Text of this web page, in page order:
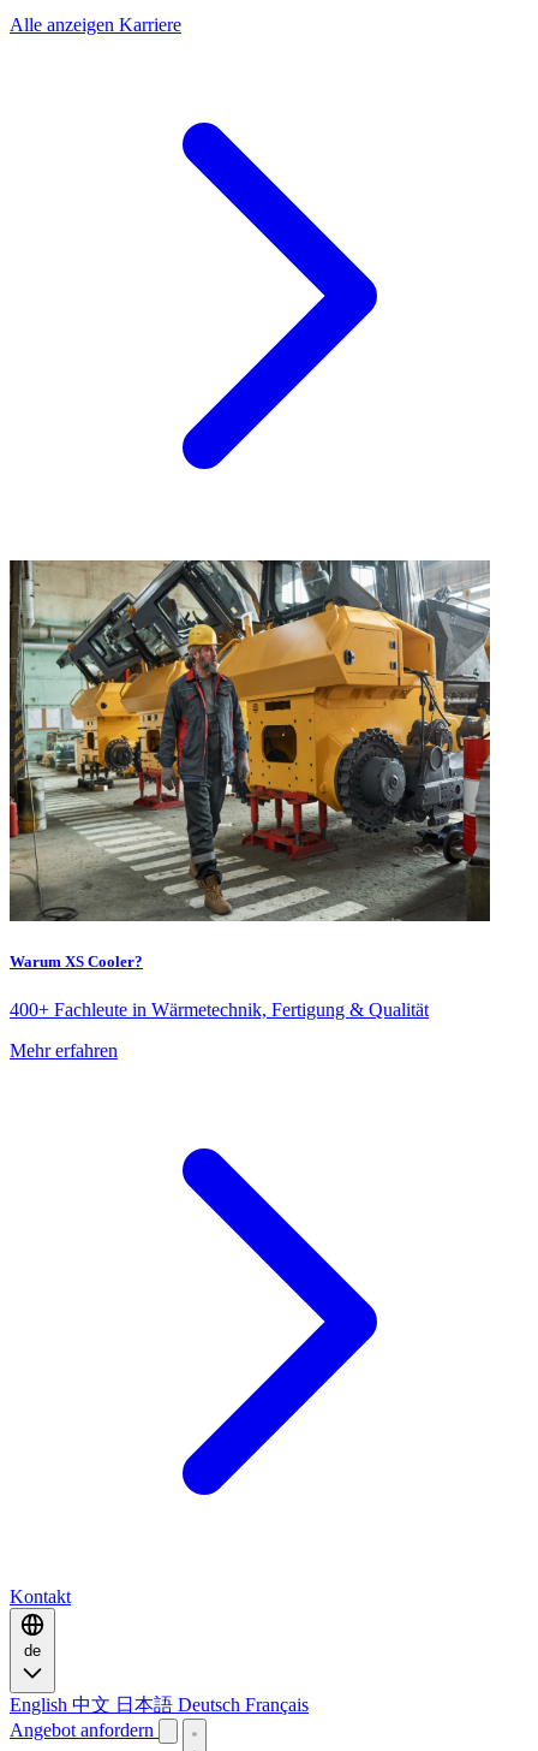
Alle anzeigen Karriere
Warum XS Cooler?
400+ Fachleute in Wärmetechnik, Fertigung & Qualität
Mehr erfahren
Kontakt
de
English 中文 日本語 Deutsch Français
Angebot anfordern